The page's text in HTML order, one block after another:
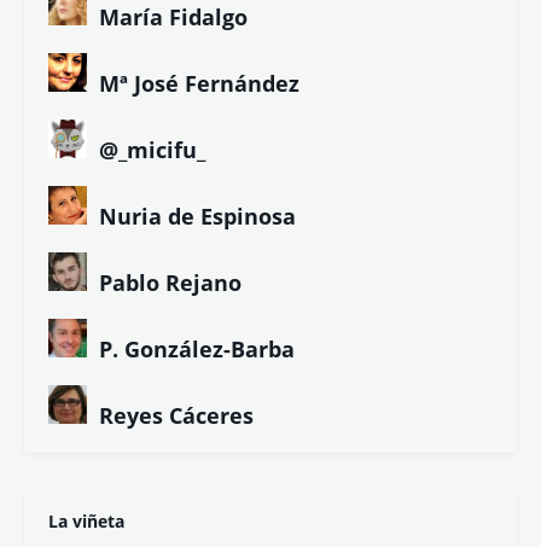
María Fidalgo
Mª José Fernández
@_micifu_
Nuria de Espinosa
Pablo Rejano
P. González-Barba
Reyes Cáceres
La viñeta